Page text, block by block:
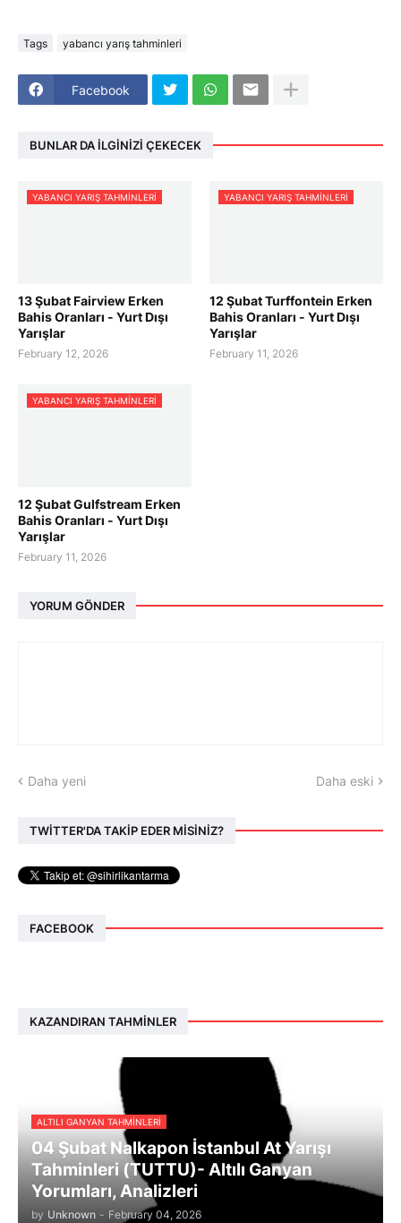
Tags yabancı yarış tahminleri
Facebook
BUNLAR DA İLGINIZI ÇEKECEK
YABANCI YARIŞ TAHMINLERI
13 Şubat Fairview Erken
Bahis Oranları - Yurt Dışı
Yarışlar
February 12, 2026
YABANCI YARIŞ TAHMINLERI
12 Şubat Turffontein Erken
Bahis Oranları - Yurt Dışı
Yarışlar
February 11, 2026
YABANCI YARIŞ TAHMINLERI
12 Şubat Gulfstream Erken
Bahis Oranları - Yurt Dışı
Yarışlar
February 11, 2026
YORUM GÖNDER
Daha yeni Daha eski
TWİTTER'DA TAKİP EDER MİSİNİZ?
FACEBOOK
KAZANDIRAN TAHMINLER
ALTILI GANYAN TAHMINLERI
04 Şubat Nalkapon İstanbul At Yarışı
Tahminleri (TUTTU)- Altılı Ganyan
Yorumları, Analizleri
by Unknown - February 04, 2026